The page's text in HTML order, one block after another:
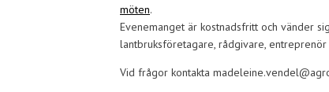
möten.
Evenemanget är kostnadsfritt och vänder
lantbruksföretagare, rådgivare,
Vid frågor kontakta